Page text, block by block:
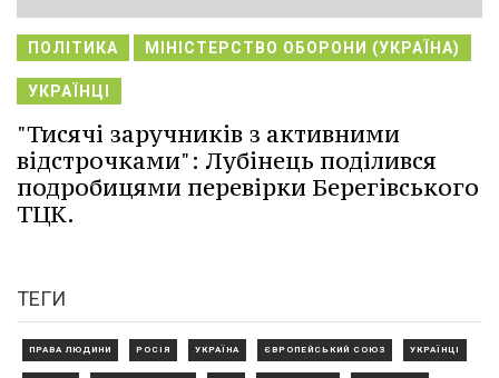
ПОЛІТИКА МІНІСТЕРСТВО ОБОРОНИ (УКРАЇНА)
УКРАЇНЦІ
"Тисячі заручників з активними
відстрочками": Лубінець поділився
подробицями перевірки Берегівського
ТЦК.
ТЕГИ
ПРАВА ЛЮДИНИ РОСІЯ УКРАЇНА ЄВРОПЕЙСЬКИЙ СОЮЗ УКРАЇНЦІ